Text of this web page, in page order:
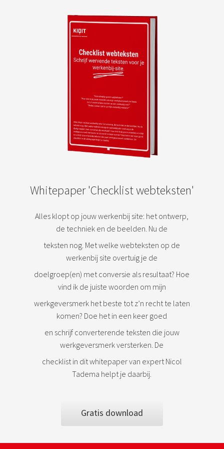
Whitepaper 'Checklist webteksten'
Alles klopt op jouw werkenbij site: het ontwerp,
de techniek en de beelden. Nu de
teksten nog. Met welke webteksten op de
werkenbij site overtuig je de
doelgroep(en) met conversie als resultaat? Hoe
vind ik de juiste woorden om mijn
werkgeversmerk het beste tot z’n recht te laten
komen? Doe het in een keer goed
en schrijf converterende teksten die jouw
werkgeversmerk versterken. De
checklist in dit whitepaper van expert Nicol
Tadema helpt je daarbij.
Gratis download